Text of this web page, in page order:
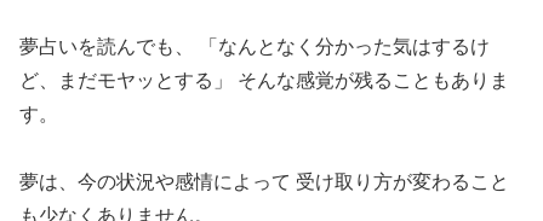
夢占いを読んでも、 「なんとなく分かった気はするけ
ど、まだモヤッとする」 そんな感覚が残ることもありま
す。
夢は、今の状況や感情によって 受け取り方が変わること
も少なくありません。